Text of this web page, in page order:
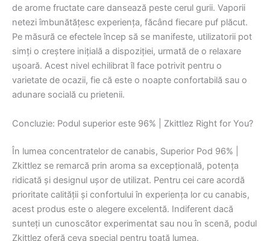
de arome fructate care dansează peste cerul gurii. Vaporii
netezi îmbunătățesc experiența, făcând fiecare puf plăcut.
Pe măsură ce efectele încep să se manifeste, utilizatorii pot
simți o creștere inițială a dispoziției, urmată de o relaxare
ușoară. Acest nivel echilibrat îl face potrivit pentru o
varietate de ocazii, fie că este o noapte confortabilă sau o
adunare socială cu prietenii.
Concluzie: Podul superior este 96% | Zkittlez Right for You?
În lumea concentratelor de canabis, Superior Pod 96% |
Zkittlez se remarcă prin aroma sa excepțională, potența
ridicată și designul ușor de utilizat. Pentru cei care acordă
prioritate calității și confortului în experiența lor cu canabis,
acest produs este o alegere excelentă. Indiferent dacă
sunteți un cunoscător experimentat sau nou în scenă, podul
Zkittlez oferă ceva special pentru toată lumea.